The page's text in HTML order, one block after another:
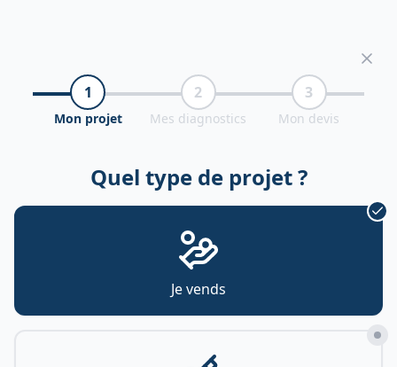
1
Mon projet
2
Mes diagnostics
3
Mon devis
Quel type de projet ?
Je vends